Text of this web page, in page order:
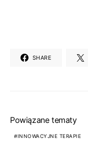
SHARE
Powiązane tematy
INNOWACYJNE TERAPIE